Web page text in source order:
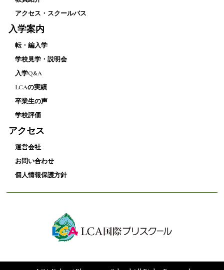
アクセス・スクールバス
入学案内
転・編入学
学校見学・説明会
入学Q&A
LCAの実績
卒業生の声
学校評価
アクセス
運営会社
お問い合わせ
個人情報保護方針